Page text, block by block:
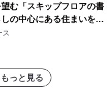
む「スキップフロアの書
の中心にある住まいを公
ス
っと見る